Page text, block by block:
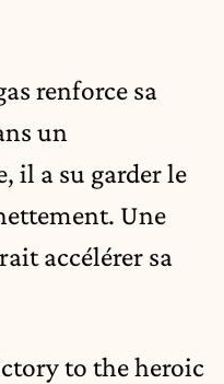
renforce sa
un
il a su garder le
Une
accélérer sa
to the heroic